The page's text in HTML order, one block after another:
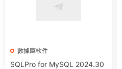
數據庫軟件
SQLPro for MySQL 2024.30